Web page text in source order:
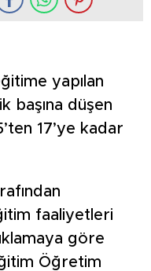
yapılan
başına düşen
17’ye kadar
faaliyetleri
göre
Öğretim